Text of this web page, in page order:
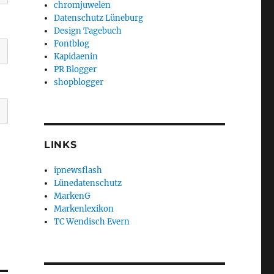
chromjuwelen
Datenschutz Lüneburg
Design Tagebuch
Fontblog
Kapidaenin
PR Blogger
shopblogger
LINKS
ipnewsflash
Lünedatenschutz
MarkenG
Markenlexikon
TC Wendisch Evern